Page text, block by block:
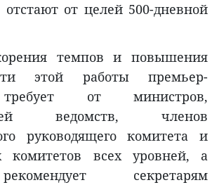
отстают от целей 500-дневной
темпов и повышения
этой работы премьер-
от министров,
ведомств, членов
руководящего комитета и
комитетов всех уровней, а
секретарям